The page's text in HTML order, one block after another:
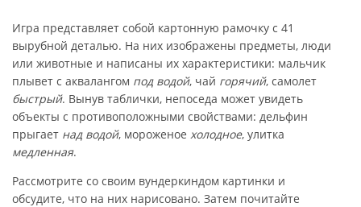
Игра представляет собой картонную рамочку с 41
вырубной деталью. На них изображены предметы, люди
или животные и написаны их характеристики: мальчик
плывет с аквалангом под водой, чай горячий, самолет
быстрый. Вынув таблички, непоседа может увидеть
объекты с противоположными свойствами: дельфин
прыгает над водой, мороженое холодное, улитка
медленная.
Рассмотрите со своим вундеркиндом картинки и
обсудите, что на них нарисовано. Затем почитайте